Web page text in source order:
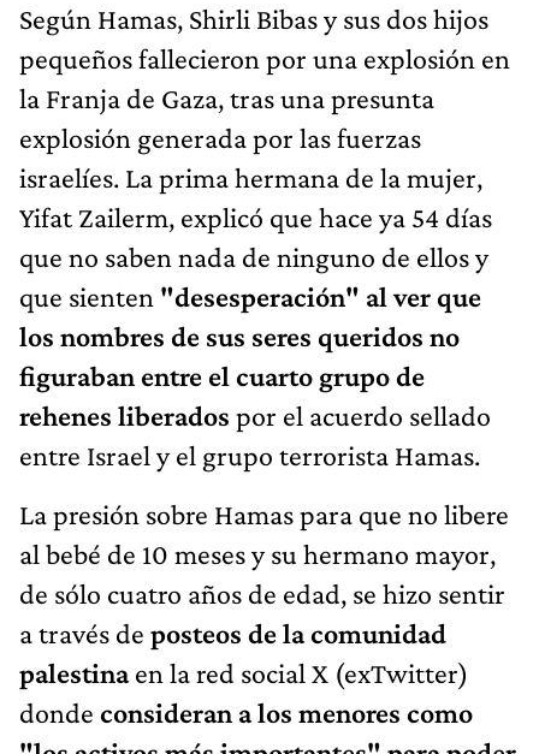
Según Hamas, Shirli Bibas y sus dos hijos
pequeños fallecieron por una explosión en
la Franja de Gaza, tras una presunta
explosión generada por las fuerzas
israelíes. La prima hermana de la mujer,
Yifat Zailerm, explicó que hace ya 54 días
que no saben nada de ninguno de ellos y
que sienten "desesperación" al ver que
los nombres de sus seres queridos no
figuraban entre el cuarto grupo de
rehenes liberados por el acuerdo sellado
entre Israel y el grupo terrorista Hamas.
La presión sobre Hamas para que no libere
al bebé de 10 meses y su hermano mayor,
de sólo cuatro años de edad, se hizo sentir
a través de posteos de la comunidad
palestinaen la red social X (exTwitter)
donde consideran a los menores como